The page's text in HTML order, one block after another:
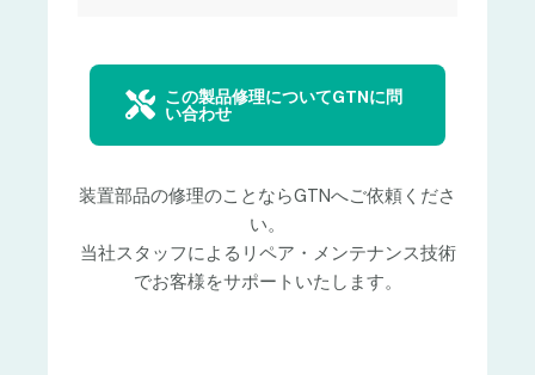
この製品修理についてGTNに問
い合わせ
装置部品の修理のことならGTNへご依頼くださ
い。
当社スタッフによるリペア・メンテナンス技術
でお客様をサポートいたします。